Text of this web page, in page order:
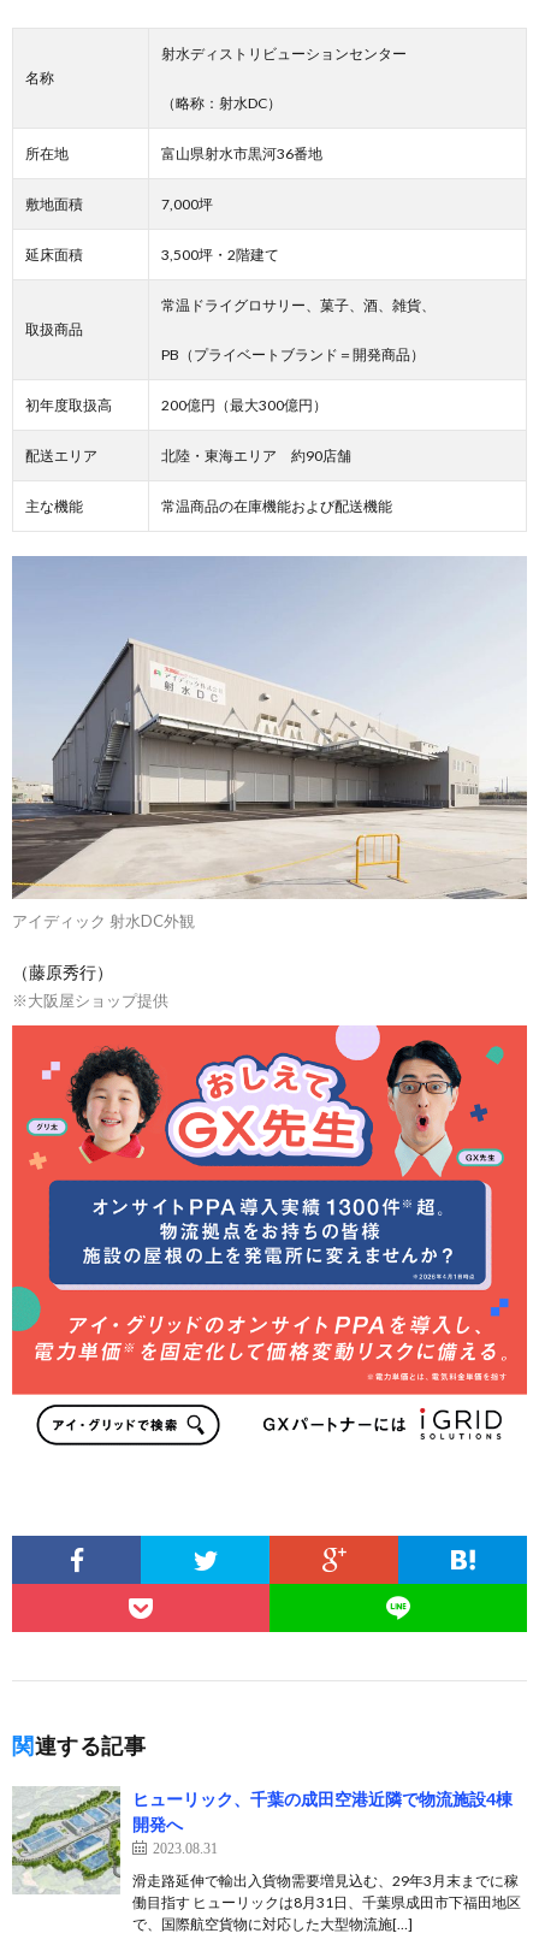
名称
射水ディストリビューションセンター
（略称：射水DC）
所在地 富山県射水市黒河36番地
敷地面積 7,000坪
延床面積 3,500坪・2階建て
取扱商品
常温ドライグロサリー、菓子、酒、雑貨、
PB（プライベートブランド＝開発商品）
初年度取扱高 200億円（最大300億円）
配送エリア 北陸・東海エリア 約90店舗
主な機能 常温商品の在庫機能および配送機能
アイディック 射水DC外観
（藤原秀行）
※大阪屋ショップ提供
関連する記事
ヒューリック、千葉の成田空港近隣で物流施設4棟
開発へ
2023.08.31
滑走路延伸で輸出入貨物需要増見込む、29年3月末までに稼
働目指す ヒューリックは8月31日、千葉県成田市下福田地区
で、国際航空貨物に対応した大型物流施[…]